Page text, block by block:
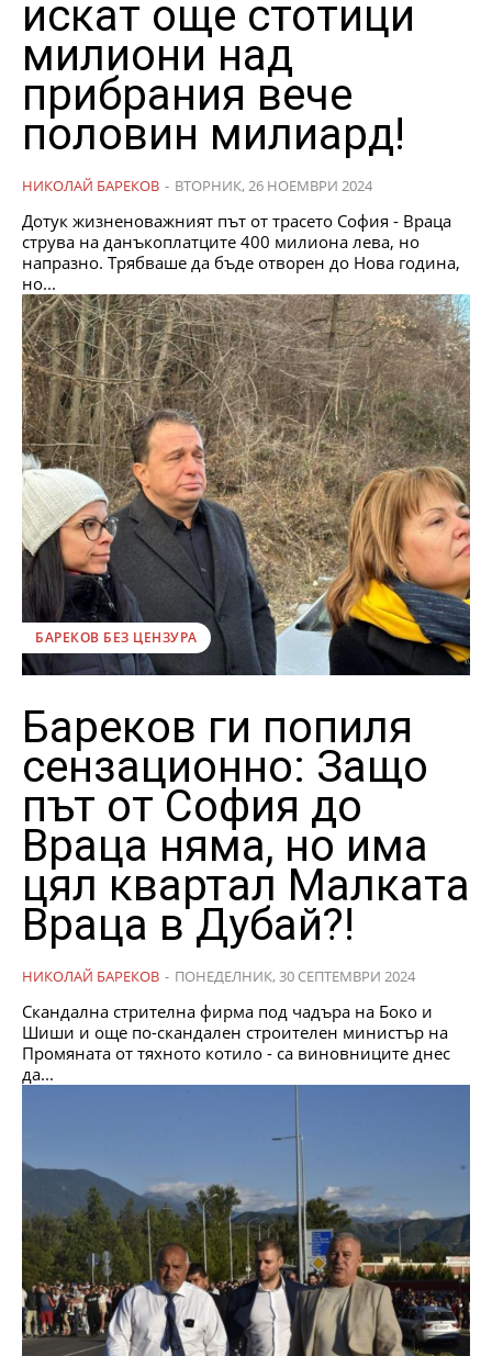
искат още стотици
милиони над
прибрания вече
половин милиард!
НИКОЛАЙ БАРЕКОВ - ВТОРНИК, 26 НОЕМВРИ 2024
Дотук жизненоважният път от трасето София - Враца
струва на данъкоплатците 400 милиона лева, но
напразно. Трябваше да бъде отворен до Нова година,
но...
БАРЕКОВ БЕЗ ЦЕНЗУРА
Бареков ги попиля
сензационно: Защо
път от София до
Враца няма, но има
цял квартал Малката
Враца в Дубай?!
НИКОЛАЙ БАРЕКОВ - ПОНЕДЕЛНИК, 30 СЕПТЕМВРИ 2024
Скандална стрителна фирма под чадъра на Боко и
Шиши и още по-скандален строителен министър на
Промяната от тяхното котило - са виновниците днес
да...